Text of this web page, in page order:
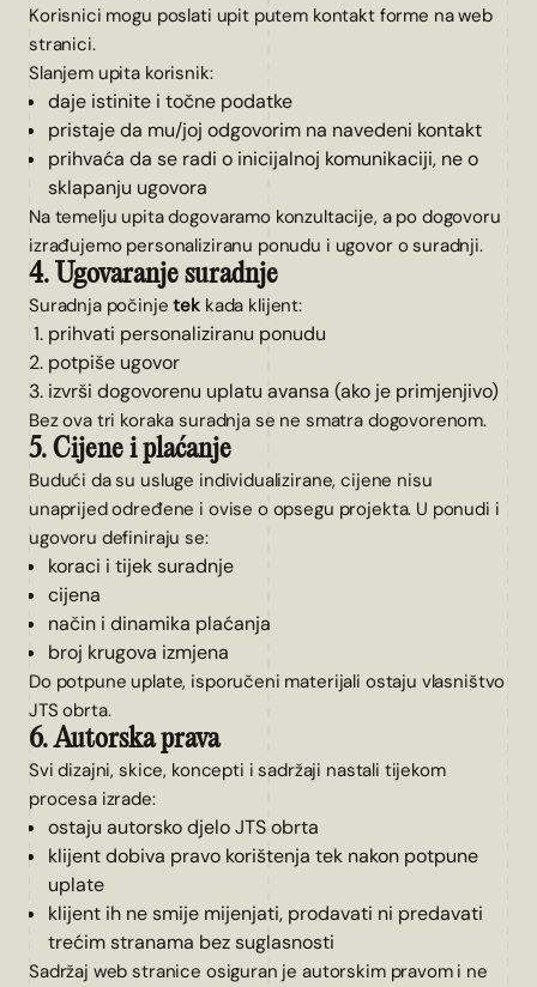
Korisnici mogu poslati upit putem kontakt forme na web
stranici.
Slanjem upita korisnik:
daje istinite i točne podatke
pristaje da mu/joj odgovorim na navedeni kontakt
prihvaća da se radi o inicijalnoj komunikaciji, ne o
sklapanju ugovora
Na temelju upita dogovaramo konzultacije, a po dogovoru
izrađujemo personaliziranu ponudu i ugovor o suradnji.
4. Ugovaranje suradnje
Suradnja počinjetek kada klijent:
prihvati personaliziranu ponudu
potpiše ugovor
izvrši dogovorenu uplatu avansa (ako je primjenjivo)
Bez ova tri koraka suradnja se ne smatra dogovorenom.
5. Cijene i plaćanje
Budući da su usluge individualizirane, cijene nisu
unaprijed određene i ovise o opsegu projekta. U ponudi i
ugovoru definiraju se:
koraci i tijek suradnje
cijena
način i dinamika plaćanja
broj krugova izmjena
Do potpune uplate, isporučeni materijali ostaju vlasništvo
JTS obrta.
6. Autorska prava
Svi dizajni, skice, koncepti i sadržaji nastali tijekom
procesa izrade:
ostaju autorsko djelo JTS obrta
klijent dobiva pravo korištenja tek nakon potpune
uplate
klijent ih ne smije mijenjati, prodavati ni predavati
trećim stranama bez suglasnosti
Sadržaj web stranice osiguran je autorskim pravom i ne